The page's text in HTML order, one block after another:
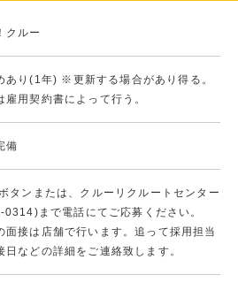
クルー
あり(1年) ※更新する場合があり得る。
雇用契約書によって行う。
備
タンまたは、クルーリクルートセンター
まで電話にてご応募ください。
接は店舗で行います。追って採用担当
日などの詳細をご連絡致します。